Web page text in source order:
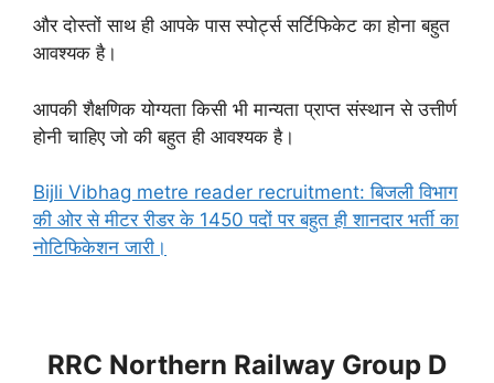
और दोस्तों साथ ही आपके पास स्पोर्ट्स सर्टिफिकेट का होना बहुत
आवश्यक है।
आपकी शैक्षणिक योग्यता किसी भी मान्यता प्राप्त संस्थान से उत्तीर्ण
होनी चाहिए जो की बहुत ही आवश्यक है।
Bijli Vibhag metre reader recruitment: बिजली विभाग
की ओर से मीटर रीडर के 1450 पदों पर बहुत ही शानदार भर्ती का
नोटिफिकेशन जारी।
RRC Northern Railway Group D